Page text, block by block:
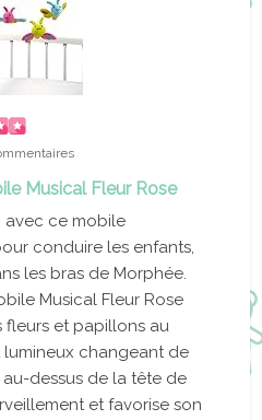
Musical Fleur Rose
avec ce mobile
conduire les enfants,
les bras de Morphée.
Musical Fleur Rose
et papillons au
changeant de
dessus de la tête de
et favorise son